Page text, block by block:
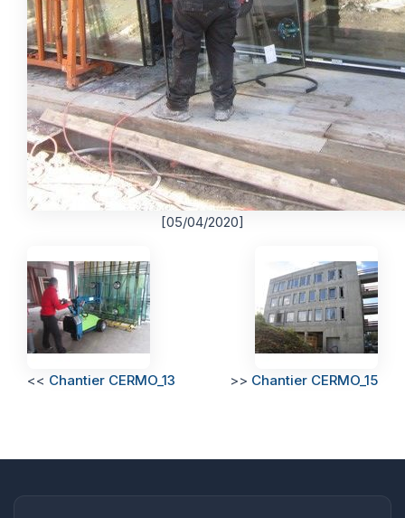
[05/04/2020]
<< Chantier CERMO_13 >> Chantier CERMO_15